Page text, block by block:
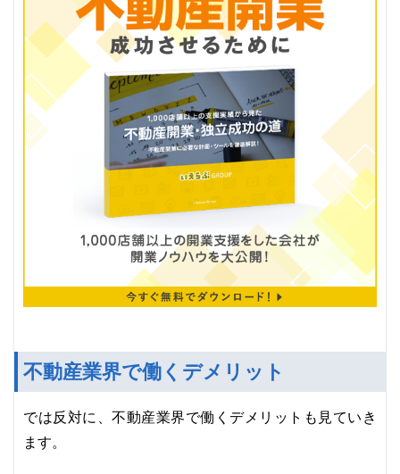
不動産業界で働くデメリット
では反対に、不動産業界で働くデメリットも見ていき
ます。